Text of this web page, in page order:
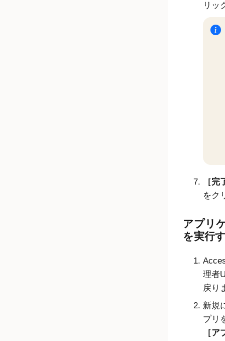
リッ
完
をク
アプリ
を実行
理者
戻り
新規
プリ
ア